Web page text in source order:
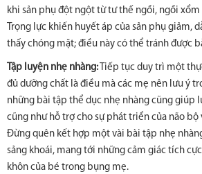
khi sản phụ đột ngột từ tư thế ngồi, ngồi xổm
Trọng lực khiến huyết áp của sản phụ giảm,
thấy chóng mặt; điều này có thể tránh được
Tập luyện nhẹ nhàng: Tiếp tục duy trì một
đủ dưỡng chất là điều mà các mẹ nên lưu ý
những bài tập thể dục nhẹ nhàng cũng giúp
cũng như hỗ trợ cho sự phát triển của não bộ
Đừng quên kết hợp một vài bài tập nhẹ
sảng khoái, mang tới những cảm giác tích
khôn của bé trong bụng mẹ.